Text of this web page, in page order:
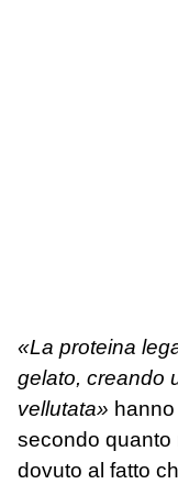
«La proteina
gelato, creando
vellutata»
secondo quanto
dovuto al fatto